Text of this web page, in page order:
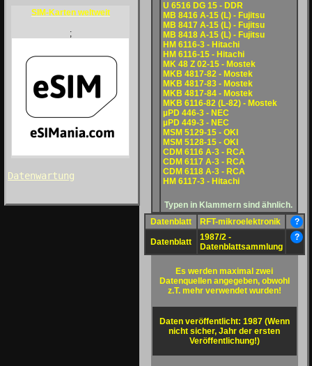
SIM-Karten weltweit
;
Datenwartung
U 6516 DG 15 - DDR
MB 8416 A-15 (L) - Fujitsu
MB 8417 A-15 (L) - Fujitsu
MB 8418 A-15 (L) - Fujitsu
HM 6116-3 - Hitachi
HM 6116-15 - Hitachi
MK 48 Z 02-15 - Mostek
MKB 4817-82 - Mostek
MKB 4817-83 - Mostek
MKB 4817-84 - Mostek
MKB 6116-82 (L-82) - Mostek
µPD 446-3 - NEC
µPD 449-3 - NEC
MSM 5129-15 - OKI
MSM 5128-15 - OKI
CDM 6116 A-3 - RCA
CDM 6117 A-3 - RCA
CDM 6118 A-3 - RCA
HM 6117-3 - Hitachi
Typen in Klammern sind ähnlich.
Datenblatt
RFT-mikroelektronik ?
Datenblatt
1987/2 -
Datenblattsammlung
?
Es werden maximal zwei
Datenquellen angegeben, obwohl
z.T. mehr verwendet wurden!
Daten veröffentlicht: 1987 (Wenn
nicht sicher, Jahr der ersten
Veröffentlichung!)